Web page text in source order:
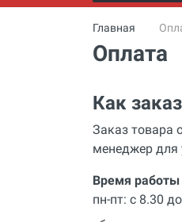
Инструмент
монтажа
Трубогибы
Промывка
Техника для
сверления,
Главная
Оплата
Как
Заказ товара
менеджер для
Время работы
пн-пт: с 8.30